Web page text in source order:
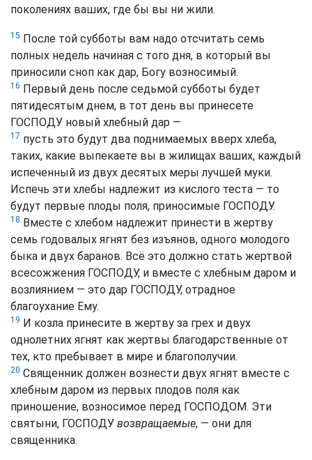
поколениях ваших, где бы вы ни жили.
15 После той субботы вам надо отсчитать семь
полных недель начиная с того дня, в который вы
приносили сноп как дар, Богу возносимый.
16 Первый день после седьмой субботы будет
пятидесятым днем, в тот день вы принесете
ГОСПОДУ новый хлебный дар —
17 пусть это будут два поднимаемых вверх хлеба,
таких, какие выпекаете вы в жилищах ваших, каждый
испеченный из двух десятых меры лучшей муки.
Испечь эти хлебы надлежит из кислого теста — то
будут первые плоды поля, приносимые ГОСПОДУ.
18 Вместе с хлебом надлежит принести в жертву
семь годовалых ягнят без изъянов, одного молодого
быка и двух баранов. Всё это должно стать жертвой
всесожжения ГОСПОДУ, и вместе с хлебным даром и
возлиянием — это дар ГОСПОДУ, отрадное
благоухание Ему.
19 И козла принесите в жертву за грех и двух
однолетних ягнят как жертвы благодарственные от
тех, кто пребывает в мире и благополучии.
20 Священник должен вознести двух ягнят вместе с
хлебным даром из первых плодов поля как
приношение, возносимое перед ГОСПОДОМ. Эти
святыни, ГОСПОДУ возвращаемые, — они для
священника.